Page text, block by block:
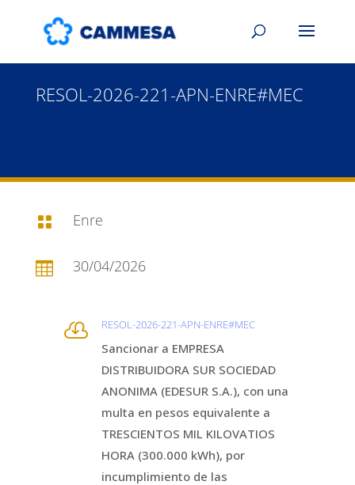
RESOL-2026-221-APN-ENRE#MEC
 Enre
 30/04/2026
 RESOL-2026-221-APN-ENRE#MEC
Sancionar a EMPRESA
DISTRIBUIDORA SUR SOCIEDAD
ANONIMA (EDESUR S.A.), con una
multa en pesos equivalente a
TRESCIENTOS MIL KILOVATIOS
HORA (300.000 kWh), por
incumplimiento de las